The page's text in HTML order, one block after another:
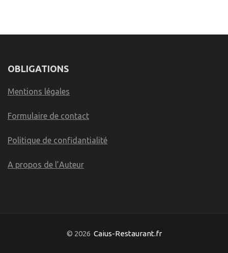
OBLIGATIONS
Mentions légales
Formulaire de contact
Politique de confidantialité
A propos de l’Auteur
© 2026 Caius-Restaurant.fr